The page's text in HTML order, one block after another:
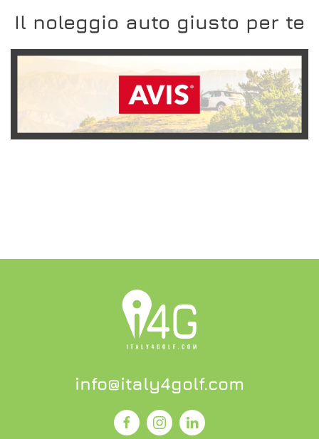
Il noleggio auto giusto per te
SCOPRI L'OFFERTA
info@italy4golf.com